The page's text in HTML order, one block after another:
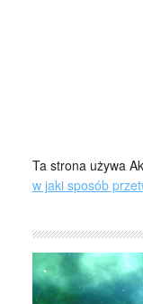
Ta strona używa
w jaki sposób